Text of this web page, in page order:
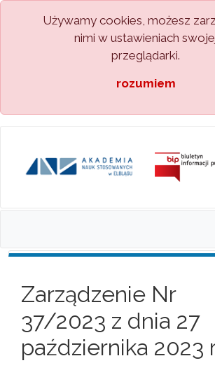
Używamy cookies, możesz
nimi w ustawieniach
przeglądarki.
rozumiem
Zarządzenie Nr
37/2023 z dnia 27
października 2023